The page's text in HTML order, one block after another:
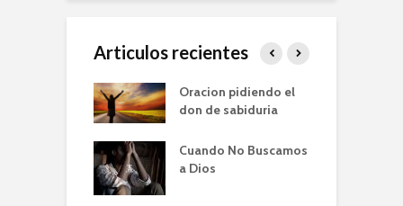
Articulos recientes
Oracion pidiendo el
don de sabiduria
Cuando No Buscamos
a Dios